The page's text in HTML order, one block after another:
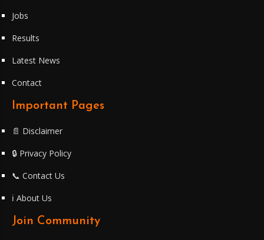
Jobs
Results
Latest News
Contact
Important Pages
📄 Disclaimer
🔒 Privacy Policy
📞 Contact Us
ℹ️ About Us
Join Community